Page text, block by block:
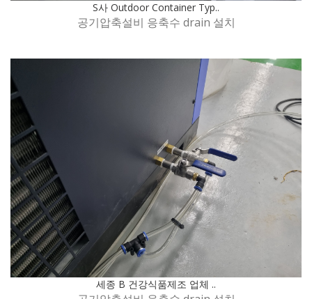
S사 Outdoor Container Typ..
공기압축설비 응축수 drain 설치
세종 B 건강식품제조 업체 ..